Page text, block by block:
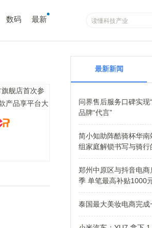
数码 最新
最新新闻
问界售后服务口碑实现
品牌“代言”
简小知助阵酷骑杯华
组家庭解锁书写与骑
郑州中原区与抖音电
季 单笔最高补贴1000
泰国最大美妆电商完成